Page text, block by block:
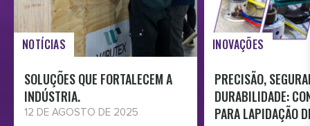
NOTÍCIAS
SOLUÇÕES QUE FORTALECEM A
INDÚSTRIA.
12 DE AGOSTO DE 2025
INOVAÇÕES
PRECISÃO,
DURABILIDADE:
PARA LAPIDAÇÃO